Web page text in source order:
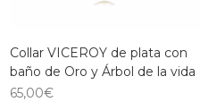
Collar VICEROY de plata con
baño de Oro y Árbol de la vida
65,00€